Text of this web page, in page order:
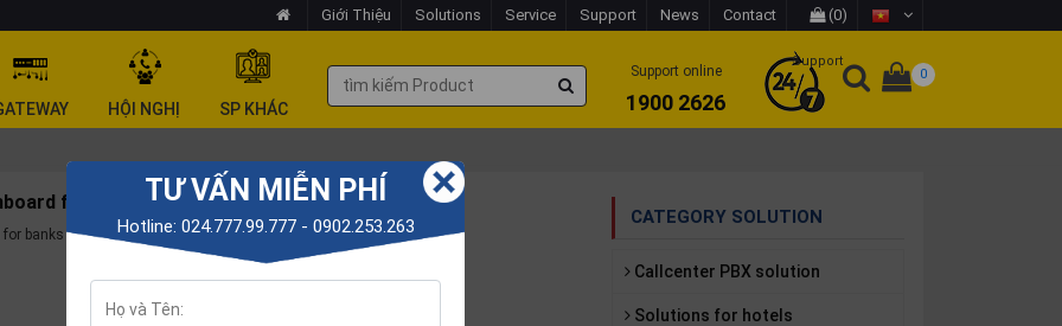
Giới Thiệu Solutions Service Support News Contact (0)
HỘI NGHỊ SP KHÁC
Support online
1900 2626
Support
0
for banks
banks
CATEGORY SOLUTION
Callcenter PBX solution
Solutions for hotels
TƯ VẤN MIỄN PHÍ
Hotline: 024.777.99.777 - 0902.253.263